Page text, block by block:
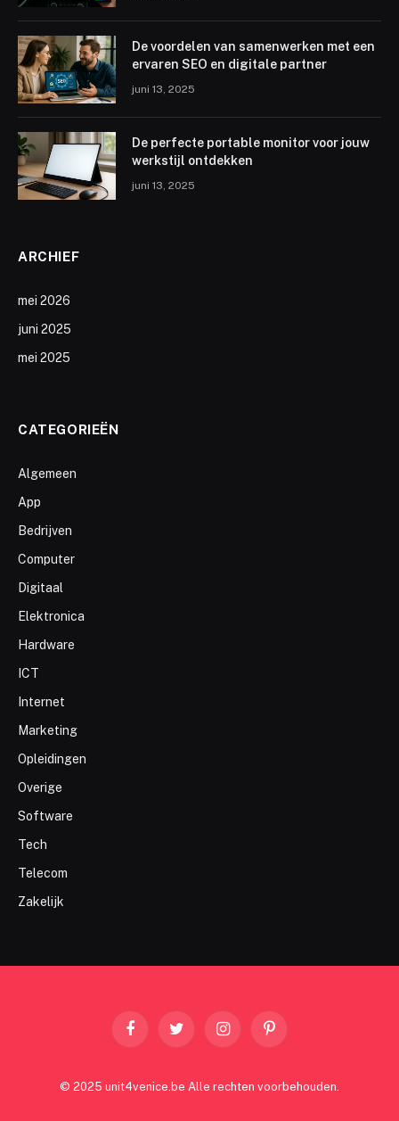
De voordelen van samenwerken met een
ervaren SEO en digitale partner
juni 13, 2025
De perfecte portable monitor voor jouw
werkstijl ontdekken
juni 13, 2025
ARCHIEF
mei 2026
juni 2025
mei 2025
CATEGORIEËN
Algemeen
App
Bedrijven
Computer
Digitaal
Elektronica
Hardware
ICT
Internet
Marketing
Opleidingen
Overige
Software
Tech
Telecom
Zakelijk
FacebookTwitter InstagramPinterest
© 2025 unit4venice.be Alle rechten voorbehouden.